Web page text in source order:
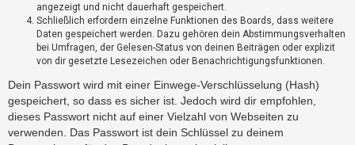
Q
angezeigt und nicht dauerhaft gespeichert.
Schließlich erfordern einzelne Funktionen des Boards, dass weitere
Daten gespeichert werden. Dazu gehören dein Abstimmungsverhalten
bei Umfragen, der Gelesen-Status von deinen Beiträgen oder explizit
von dir gesetzte Lesezeichen oder Benachrichtigungsfunktionen.
Dein Passwort wird mit einer Einwege-Verschlüsselung (Hash)
gespeichert, so dass es sicher ist. Jedoch wird dir empfohlen,
dieses Passwort nicht auf einer Vielzahl von Webseiten zu
verwenden. Das Passwort ist dein Schlüssel zu deinem